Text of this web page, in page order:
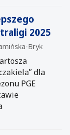
2025
Bryk
dla
PGE